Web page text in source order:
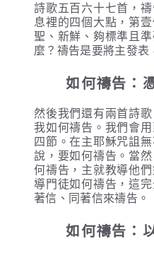
詩歌五百六十七首，
息裡的四個大點，第
聖、新鮮、夠標準且
麼？禱告是要將主發表
如何禱告：
然後我們還有兩首詩
我如何禱告。我們會
四節。在主耶穌咒詛
說，要如何禱告。當
何禱告，主就教導他
導門徒如何禱告，這
著信、同著信來禱告。
如何禱告：